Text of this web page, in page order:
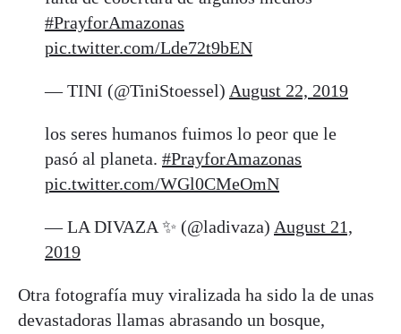
#PrayforAmazonas
pic.twitter.com/Lde72t9bEN
— TINI (@TiniStoessel) August 22, 2019
los seres humanos fuimos lo peor que le
pasó al planeta. #PrayforAmazonas
pic.twitter.com/WGl0CMeOmN
— LA DIVAZA ✨ (@ladivaza) August 21,
2019
Otra fotografía muy viralizada ha sido la de unas
devastadoras llamas abrasando un bosque,